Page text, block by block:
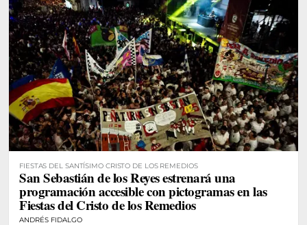
FIESTAS DEL SANTÍSIMO CRISTO DE LOS REMEDIOS
San Sebastián de los Reyes estrenará una
programación accesible con pictogramas en las
Fiestas del Cristo de los Remedios
ANDRÉS FIDALGO